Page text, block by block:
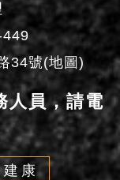
449
34號(地圖)
人員，請電
建康